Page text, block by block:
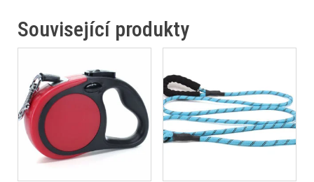
Související produkty